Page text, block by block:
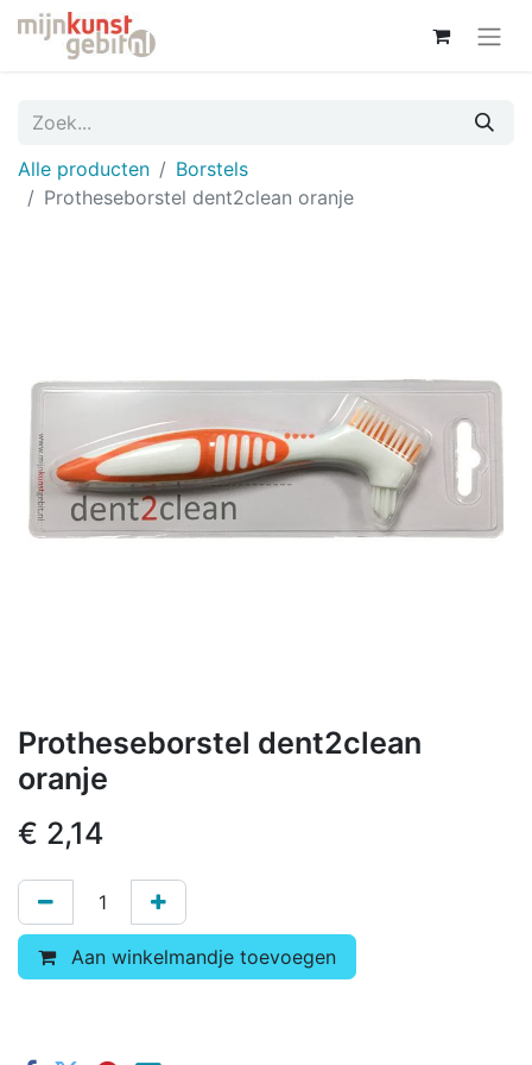
Alle producten
Borstels
Protheseborstel dent2clean oranje
Protheseborstel dent2clean
oranje
€ 2,14
Aan winkelmandje toevoegen